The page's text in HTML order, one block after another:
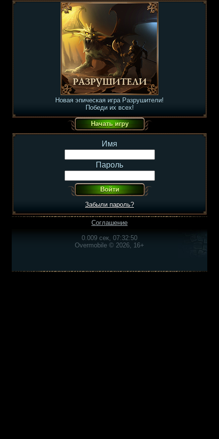
Новая эпическая игра Разрушители!
Победи их всех!
Имя
Пароль
Забыли пароль?
Соглашение
0.009 сек, 07:32:50
Overmobile © 2026, 16+